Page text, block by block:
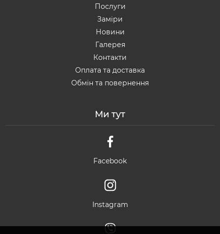
Послуги
Заміри
Новини
Галерея
Контакти
Оплата та доставка
Обмін та повернення
Ми тут
Facebook
Instagram